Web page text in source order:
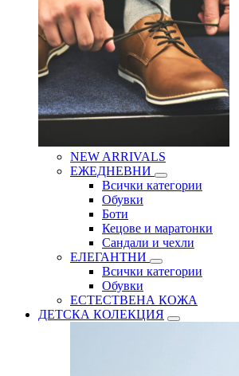
NEW ARRIVALS
ЕЖЕДНЕВНИ
Всички категории
Обувки
Боти
Кецове и маратонки
Сандали и чехли
ЕЛЕГАНТНИ
Всички категории
Обувки
ЕСТЕСТВЕНА КОЖА
ДЕТСКА КОЛЕКЦИЯ